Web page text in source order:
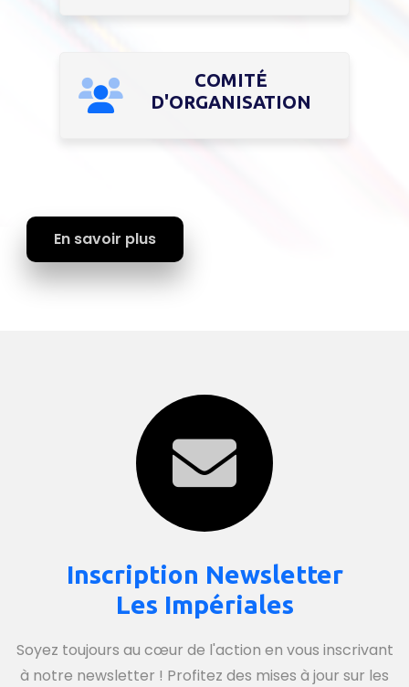
COMITÉ
D'ORGANISATION
En savoir plus
Inscription Newsletter
Les Impériales
Soyez toujours au cœur de l'action en vous inscrivant
à notre newsletter ! Profitez des mises à jour sur les